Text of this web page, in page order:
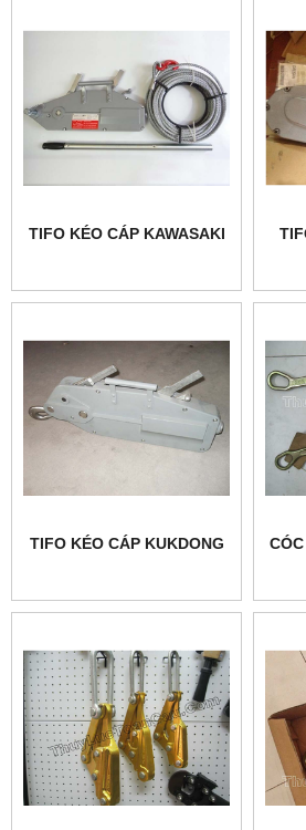
TIFO KÉO CÁP KAWASAKI
TIFO KÉO CÁP KUKDONG